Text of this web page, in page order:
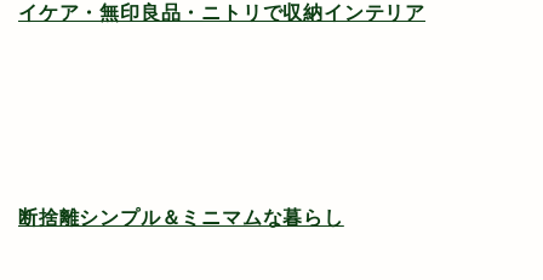
イケア・無印良品・ニトリで収納インテリア
断捨離シンプル＆ミニマムな暮らし